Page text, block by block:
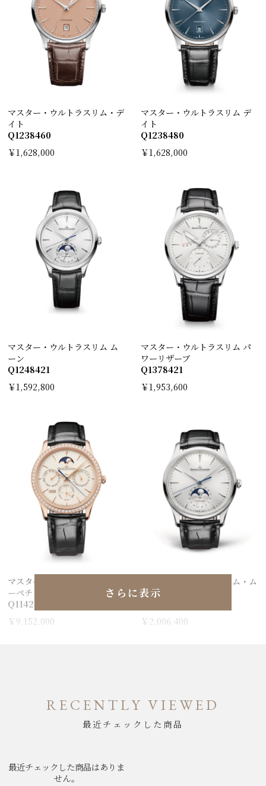
マスター・ウルトラスリム・デ
イト
Q1238460
￥1,628,000
マスター・ウルトラスリム デ
イト
Q1238480
￥1,628,000
マスター・ウルトラスリム ム
ーン
Q1248421
￥1,592,800
マスター・ウルトラスリム パ
ワーリザーブ
Q1378421
￥1,953,600
マスター・ウルトラスリム パ
ーペチュアルカレンダー
Q1142501
￥9,152,000
マスター・ウルトラスリム・ム
ーン
￥2,006,400
さらに表示
RECENTLY VIEWED
最近チェックした商品
最近チェックした商品はありま
せん。